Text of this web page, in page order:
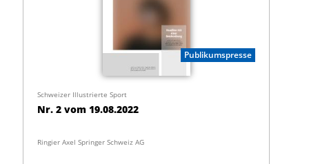
Publikumspresse
Schweizer Illustrierte Sport
Nr. 2 vom 19.08.2022
Ringier Axel Springer Schweiz AG